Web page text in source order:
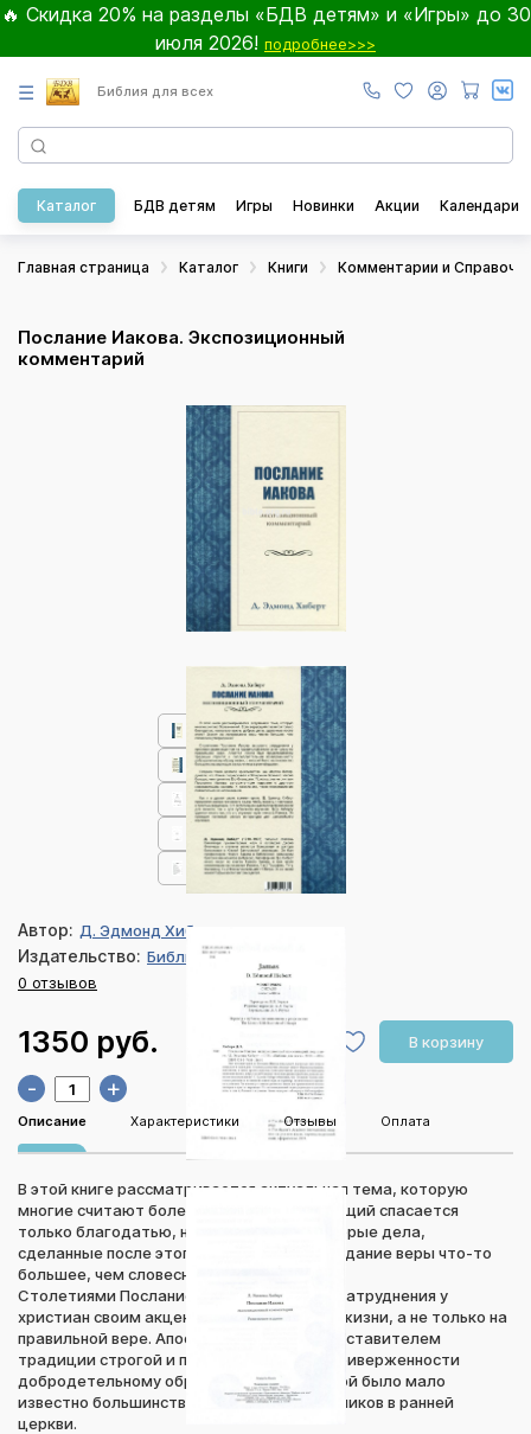
🔥 Скидка 20% на разделы «БДВ детям» и «Игры» до 30
июля 2026! подробнее>>>
☰ Библия для всех
Каталог БДВ детям Игры Новинки Акции Календари
Главная страница Каталог Книги Комментарии и
Послание Иакова. Экспозиционный
комментарий
Автор: Д. Эдмонд Хиберт
Издательство: Библия для всех
0 отзывов
1350 руб. В корзину
- +
Описание Характеристики Отзывы Оплата
В этой книге рассматривается актуальная тема, которую
многие считают болезненной. Если верующий спасается
только благодатью, насколько важны добрые дела,
сделанные после этого? Значит ли исповедание веры что-то
большее, чем словесное утверждение?
Столетиями Послание Иакова вызывало затруднения у
христиан своим акцентом на правильной жизни, а не только на
правильной вере. Апостол Иаков был представителем
традиции строгой и последовательной приверженности
добродетельному образу жизни, о которой было мало
известно большинству верующих из язычников в ранней
церкви.